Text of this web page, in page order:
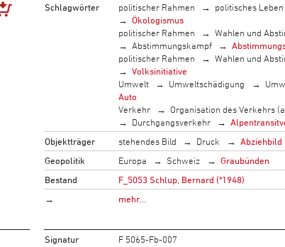
Schlagwörter
politischer Rahmen politisches
Ökologismus
politischer Rahmen
Wahlen und
Abstimmungskampf
politischer Rahmen
Wahlen und
Volksinitiative
Umwelt
Umweltschädigung
Auto
Verkehr
Organisation des Verkehrs
Durchgangsverkehr
Objektträger
stehendes Bild Druck
Abziehbild
Geopolitik
Europa Schweiz
Graubünden
Bestand
F_5053 Schlup, Bernard (*1948)
→
mehr…
Signatur
F 5065-Fb-007